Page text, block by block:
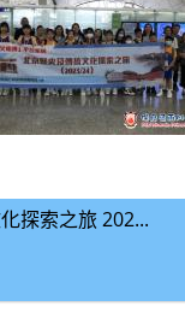
探索之旅 202...